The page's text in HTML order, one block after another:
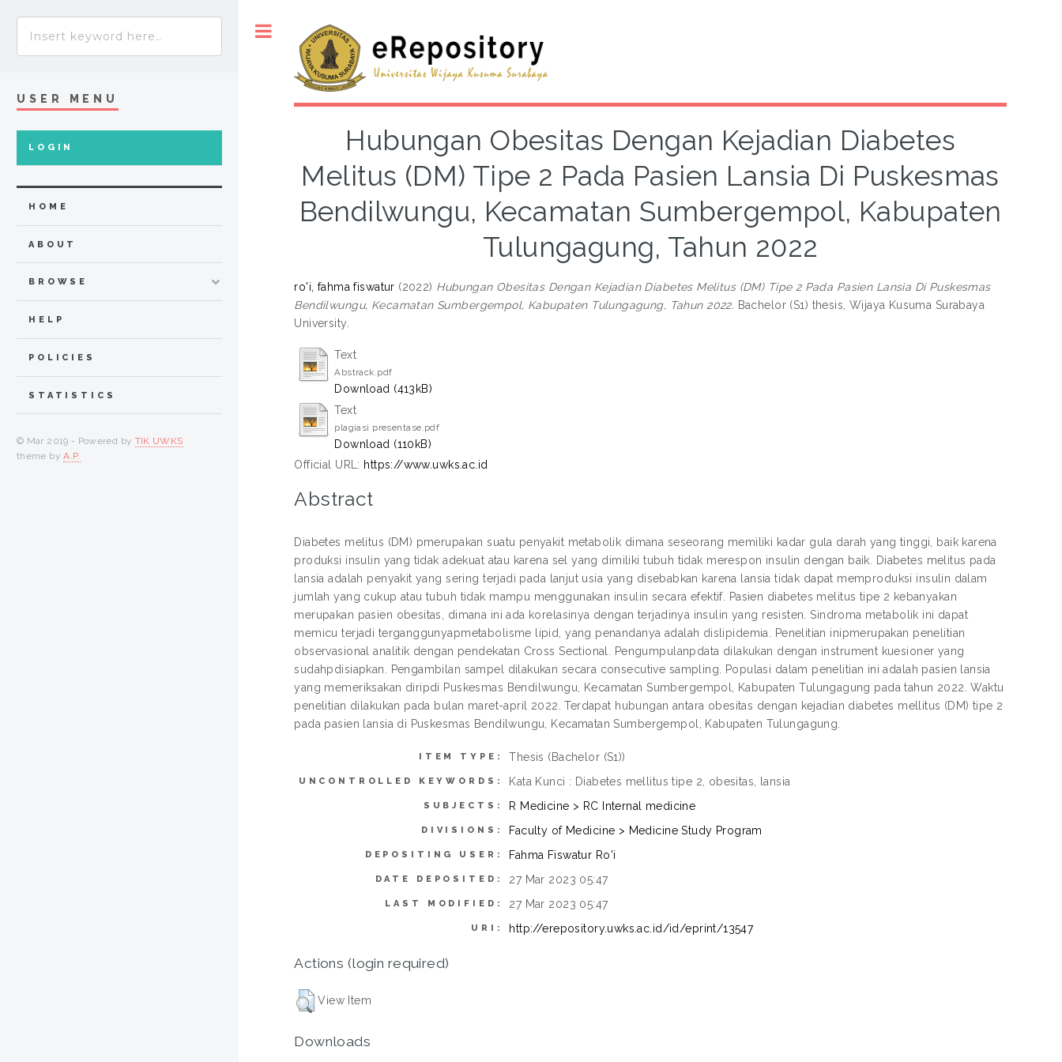
Hubungan Obesitas Dengan Kejadian Diabetes
Melitus (DM) Tipe 2 Pada Pasien Lansia Di Puskesmas
Bendilwungu, Kecamatan Sumbergempol, Kabupaten
Tulungagung, Tahun 2022
ro'i, fahma fiswatur (2022) Hubungan Obesitas Dengan Kejadian Diabetes Melitus (DM) Tipe 2 Pada Pasien Lansia Di Puskesmas
Bendilwungu, Kecamatan Sumbergempol, Kabupaten Tulungagung, Tahun 2022. Bachelor (S1) thesis, Wijaya Kusuma Surabaya
University.
Text
Abstrack.pdf
Download (413kB)
Text
plagiasi presentase.pdf
Download (110kB)
Official URL: https://www.uwks.ac.id
Abstract
Diabetes melitus (DM) pmerupakan suatu penyakit metabolik dimana seseorang memiliki kadar gula darah yang tinggi, baik karena
produksi insulin yang tidak adekuat atau karena sel yang dimiliki tubuh tidak merespon insulin dengan baik. Diabetes melitus pada
lansia adalah penyakit yang sering terjadi pada lanjut usia yang disebabkan karena lansia tidak dapat memproduksi insulin dalam
jumlah yang cukup atau tubuh tidak mampu menggunakan insulin secara efektif. Pasien diabetes melitus tipe 2 kebanyakan
merupakan pasien obesitas, dimana ini ada korelasinya dengan terjadinya insulin yang resisten. Sindroma metabolik ini dapat
memicu terjadi terganggunyapmetabolisme lipid, yang penandanya adalah dislipidemia. Penelitian inipmerupakan penelitian
observasional analitik dengan pendekatan Cross Sectional. Pengumpulanpdata dilakukan dengan instrument kuesioner yang
sudahpdisiapkan. Pengambilan sampel dilakukan secara consecutive sampling. Populasi dalam penelitian ini adalah pasien lansia
yang memeriksakan diripdi Puskesmas Bendilwungu, Kecamatan Sumbergempol, Kabupaten Tulungagung pada tahun 2022. Waktu
penelitian dilakukan pada bulan maret-april 2022. Terdapat hubungan antara obesitas dengan kejadian diabetes mellitus (DM) tipe 2
pada pasien lansia di Puskesmas Bendilwungu, Kecamatan Sumbergempol, Kabupaten Tulungagung.
ITEM TYPE: Thesis (Bachelor (S1))
UNCONTROLLED KEYWORDS: Kata Kunci : Diabetes mellitus tipe 2, obesitas, lansia
SUBJECTS: R Medicine > RC Internal medicine
DIVISIONS: Faculty of Medicine > Medicine Study Program
DEPOSITING USER: Fahma Fiswatur Ro'i
DATE DEPOSITED: 27 Mar 2023 05:47
LAST MODIFIED: 27 Mar 2023 05:47
URI: http://erepository.uwks.ac.id/id/eprint/13547
Actions (login required)
View Item
Downloads
USER MENU
LOGIN
HOME
ABOUT
BROWSE
HELP
POLICIES
STATISTICS
© Mar 2019 - Powered by TIK UWKS
theme byA.P.
Toggle